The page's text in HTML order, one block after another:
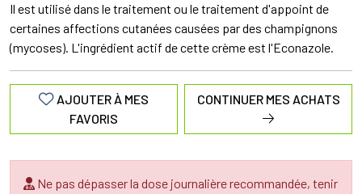
Il est utilisé dans le traitement ou le traitement d'appoint de
certaines affections cutanées causées par des champignons
(mycoses). L'ingrédient actif de cette crème est l'Econazole.
AJOUTER À MES
FAVORIS
CONTINUER MES ACHATS
Ne pas dépasser la dose journalière recommandée, tenir